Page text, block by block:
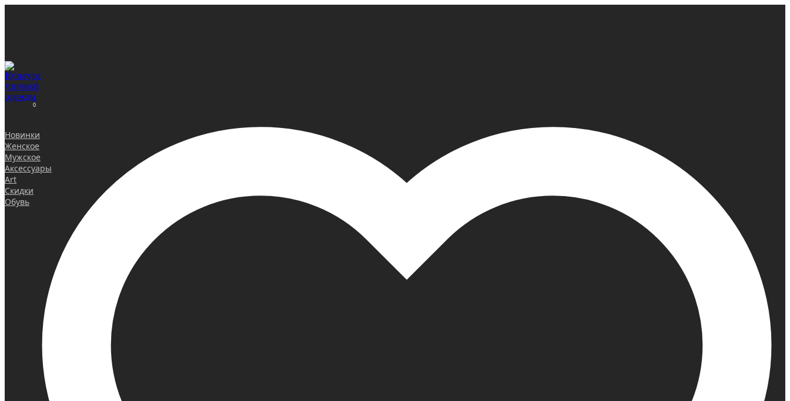
0
Новинки
Женское
Мужское
Аксессуары
Art
Скидки
Обувь